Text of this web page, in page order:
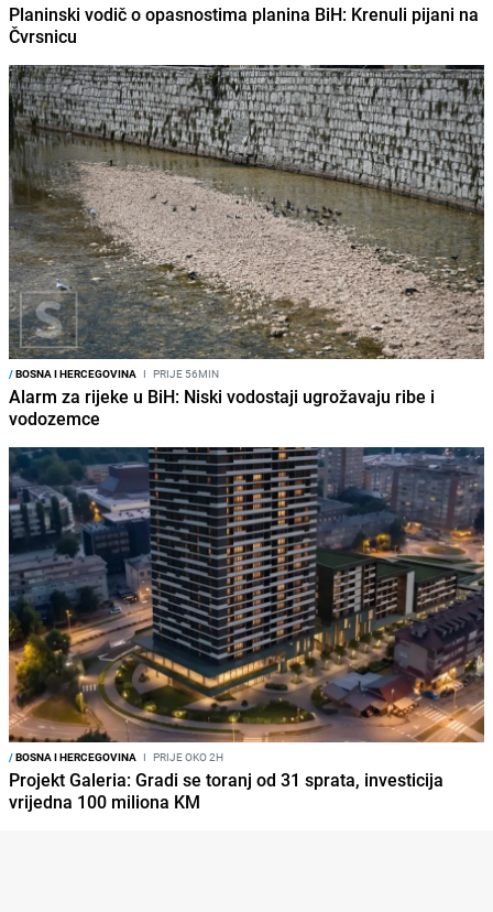
Planinski vodič o opasnostima planina BiH: Krenuli pijani na
Čvrsnicu
/BOSNA I HERCEGOVINA I PRIJE 56MIN
Alarm za rijeke u BiH: Niski vodostaji ugrožavaju ribe i
vodozemce
/BOSNA I HERCEGOVINA I PRIJE OKO 2H
Projekt Galeria: Gradi se toranj od 31 sprata, investicija
vrijedna 100 miliona KM